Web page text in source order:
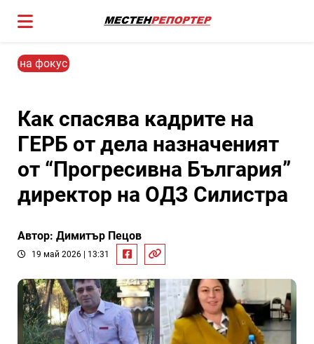
на фокус
Как спасява кадрите на
ГЕРБ от дела назначеният
от “Прогресивна България”
директор на ОДЗ Силистра
Автор: Димитър Пецов
19 май 2026 | 13:31